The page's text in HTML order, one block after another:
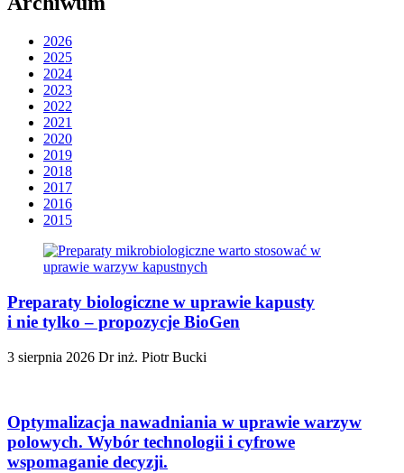
2026
2025
2024
2023
2022
2021
2020
2019
2018
2017
2016
2015
Preparaty biologiczne w uprawie kapusty
i nie tylko – propozycje BioGen
3 sierpnia 2026 Dr inż. Piotr Bucki
Optymalizacja nawadniania w uprawie warzyw
polowych. Wybór technologii i cyfrowe
wspomaganie decyzji.